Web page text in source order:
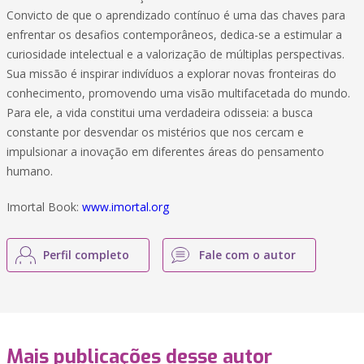
Convicto de que o aprendizado contínuo é uma das chaves para
enfrentar os desafios contemporâneos, dedica-se a estimular a
curiosidade intelectual e a valorização de múltiplas perspectivas.
Sua missão é inspirar indivíduos a explorar novas fronteiras do
conhecimento, promovendo uma visão multifacetada do mundo.
Para ele, a vida constitui uma verdadeira odisseia: a busca
constante por desvendar os mistérios que nos cercam e
impulsionar a inovação em diferentes áreas do pensamento
humano.
Imortal Book: www.imortal.org
Perfil completo Fale com o autor
Mais publicações desse autor